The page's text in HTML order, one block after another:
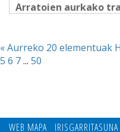
Arratoien aurkako
« Aurreko 20 elementuak
5 6 7... 50
WEB MAPA IRISGARRITASUNA